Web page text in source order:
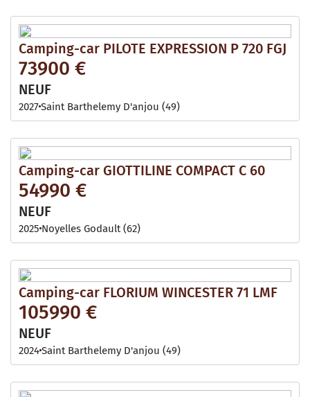
Camping-car PILOTE EXPRESSION P 720 FGJ
73900 €
NEUF
2027Saint Barthelemy D'anjou (49)
Camping-car GIOTTILINE COMPACT C 60
54990 €
NEUF
2025 Noyelles Godault (62)
Camping-car FLORIUM WINCESTER 71 LMF
105990 €
NEUF
2024Saint Barthelemy D'anjou (49)